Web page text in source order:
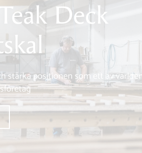
Deck
stärka positionen som ett av